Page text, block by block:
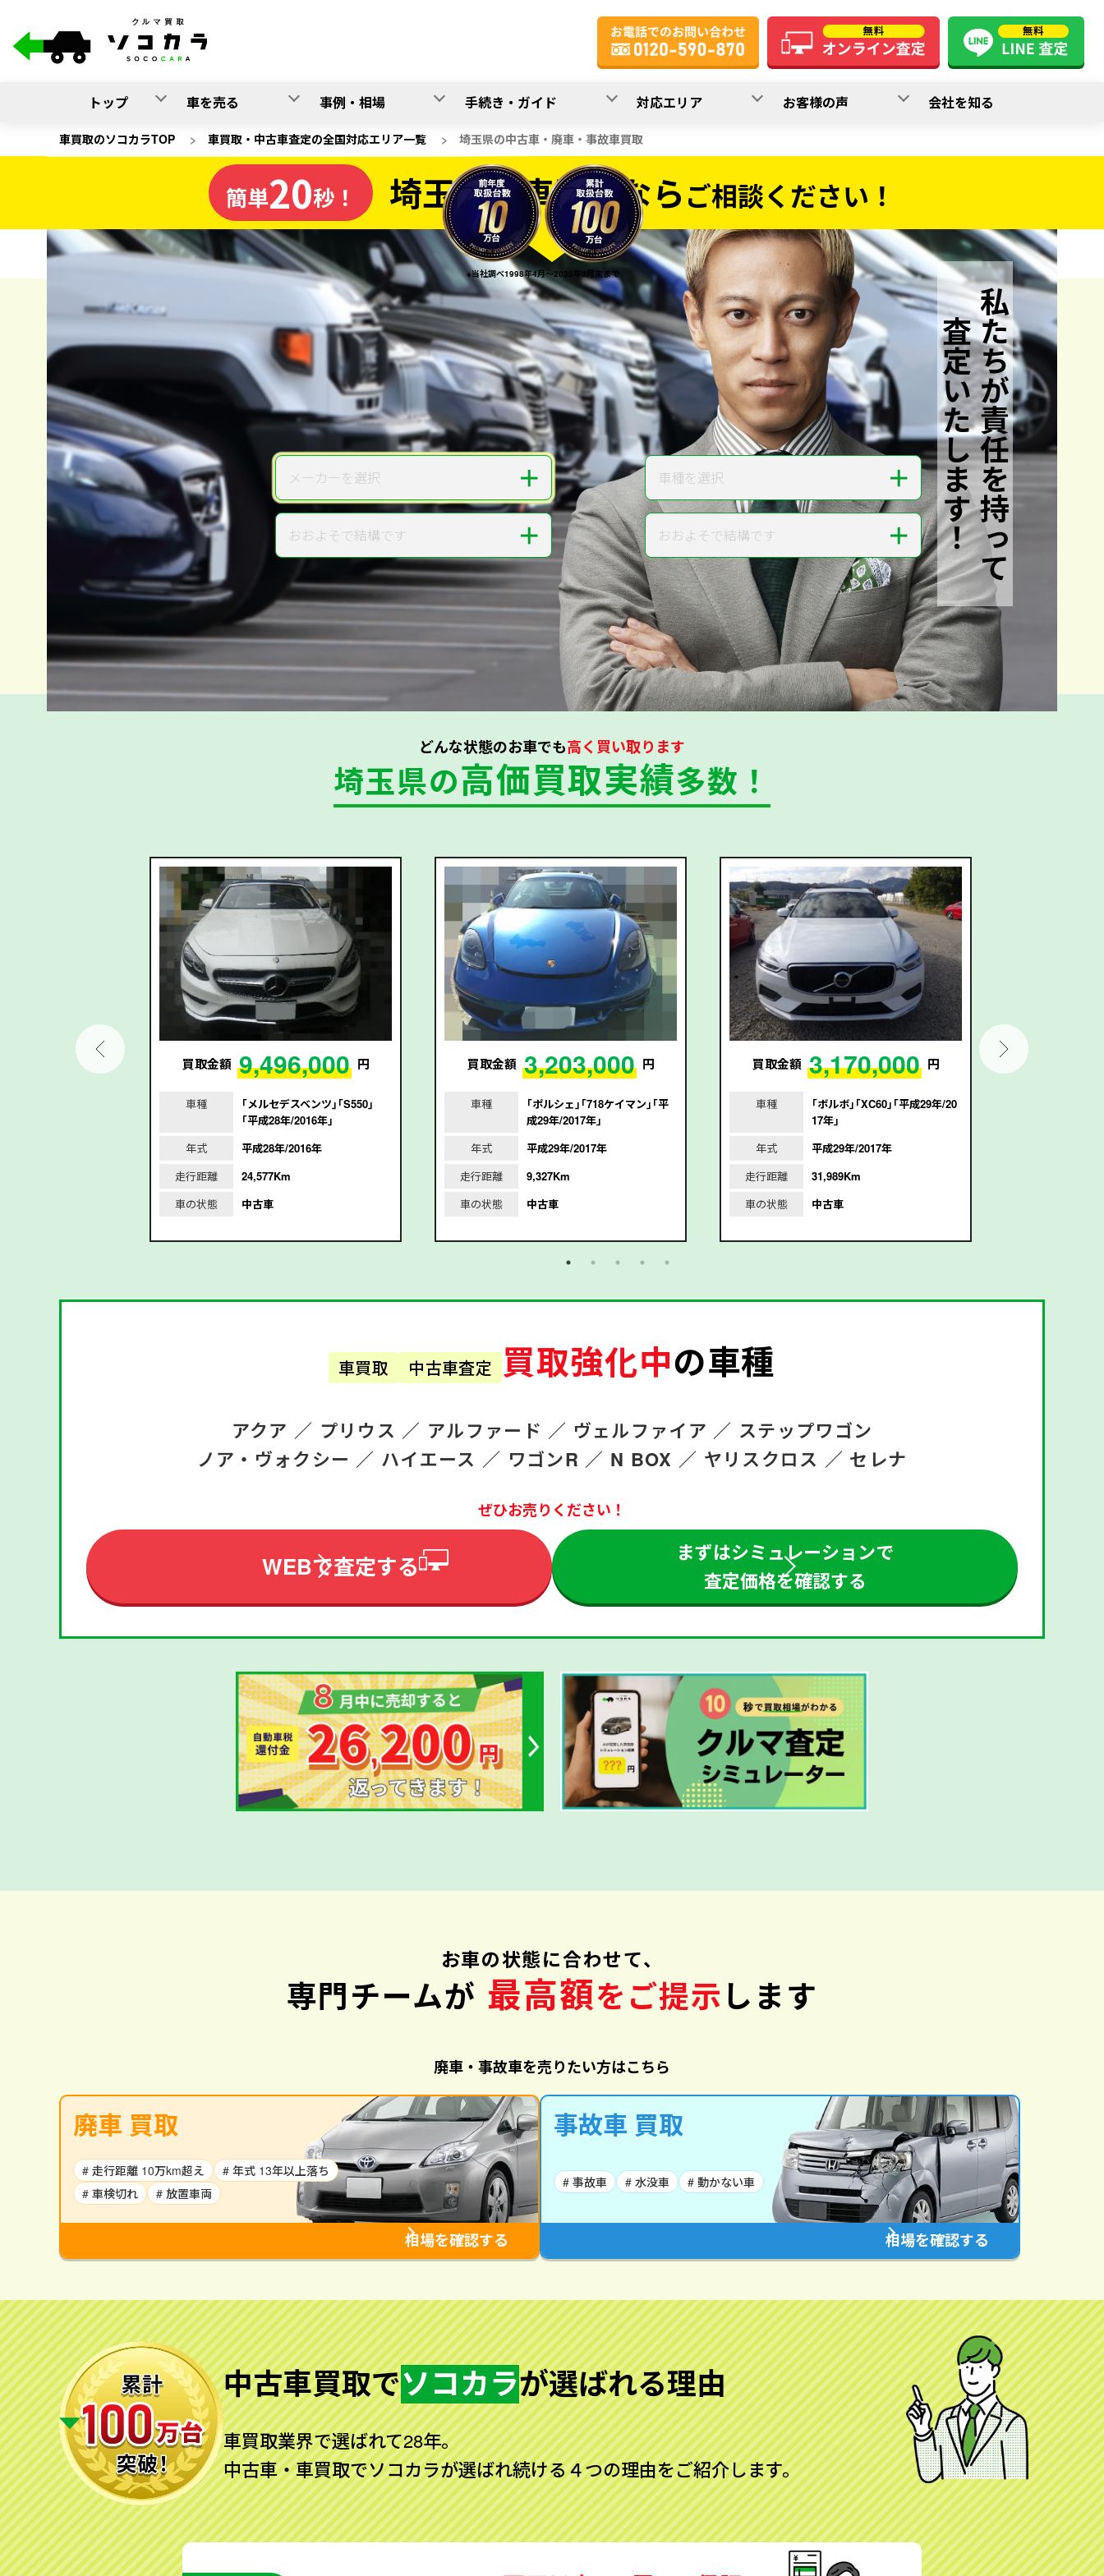
トップ 車を売る 事例・相場 手続き・ガイド 対応エリア お客様の声 会社を知る
車買取のソコカラTOP > 車買取・中古車査定の全国対応エリア一覧 > 埼玉県の中古車・廃車・事故車買取
埼玉県の車買取なら
ソコカラの
電話か出張か、高い方の査定を提案。
だから高価買取!
※当社調べ1998年4月～2025年3月末まで
私たちが責任を持って
査定いたします！
簡単20秒！ 埼玉県の車買取ならご相談ください！
20秒で入力完了！
無料でカンタンWeb査定
ご依頼いただいたお車を丁寧に査定いたします
メーカー メーカーを選択 ＋ 車種 車種を選択 ＋
年式 おおよそで結構です ＋ 走行距離 おおよそで結構です ＋
無料で査定する
どんな状態のお車でも高く買い取ります
埼玉県の高価買取実績多数！
円 買取金額 9,496,000 円
車種
｢メルセデスベンツ｣｢S550｣
｢平成28年/2016年｣
年式
平成28年/2016年
走行距離
24,577Km
車の状態
中古車
買取金額 3,203,000 円
車種
｢ポルシェ｣｢718ケイマン｣｢平
成29年/2017年｣
年式
平成29年/2017年
走行距離
9,327Km
車の状態
中古車
買取金額 3,170,000 円
車種
｢ボルボ｣｢XC60｣｢平成29年/20
17年｣
年式
平成29年/2017年
走行距離
31,989Km
車の状態
中古車
車買取 中古車査定 買取強化中の車種
アクア ／ プリウス ／ アルファード ／ ヴェルファイア ／ ステップワゴン
ノア・ヴォクシー ／ ハイエース ／ ワゴンR ／ N BOX ／ ヤリスクロス ／ セレナ
ぜひお売りください！
WEBで査定する
まずはシミュレーションで
査定価格を確認する
お車の状態に合わせて、
専門チームが 最高額をご提示します
廃車・事故車を売りたい方はこちら
廃車 買取
# 走行距離 10万km超え
# 年式 13年以上落ち
# 車検切れ
# 放置車両
相場を確認する
事故車 買取
# 事故車 # 水没車 # 動かない車
相場を確認する
中古車買取でソコカラが選ばれる理由
車買取業界で選ばれて28年。
中古車・車買取でソコカラが選ばれ続ける４つの理由をご紹介します。